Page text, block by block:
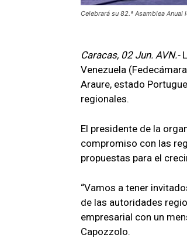
Celebrará su 82.ª Asamblea
Caracas, 02 Jun. AVN.-
Venezuela
Araure, estado
regionales.
El presidente de la
compromiso con las
propuestas para el
“Vamos a tener
de las autoridades
empresarial con un
Capozzolo.